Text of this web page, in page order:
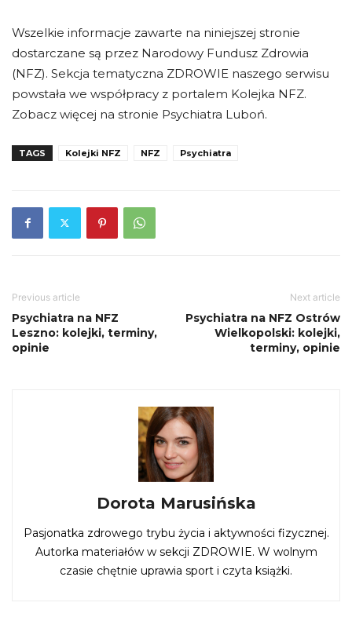
Wszelkie informacje zawarte na niniejszej stronie
dostarczane są przez Narodowy Fundusz Zdrowia
(NFZ). Sekcja tematyczna ZDROWIE naszego serwisu
powstała we współpracy z portalem Kolejka NFZ.
Zobacz więcej na stronie Psychiatra Luboń.
TAGS Kolejki NFZ NFZ Psychiatra
Previous article
Psychiatra na NFZ
Leszno: kolejki, terminy,
opinie
Next article
Psychiatra na NFZ Ostrów
Wielkopolski: kolejki,
terminy, opinie
Dorota Marusińska
Pasjonatka zdrowego trybu życia i aktywności fizycznej.
Autorka materiałów w sekcji ZDROWIE. W wolnym
czasie chętnie uprawia sport i czyta książki.